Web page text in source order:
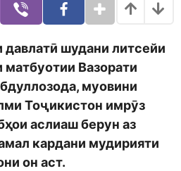
шудани литсейи
Вазорати
муовини
Тоҷикистон имрӯз
аслиаш берун аз
кардани мудирияти
он аст.